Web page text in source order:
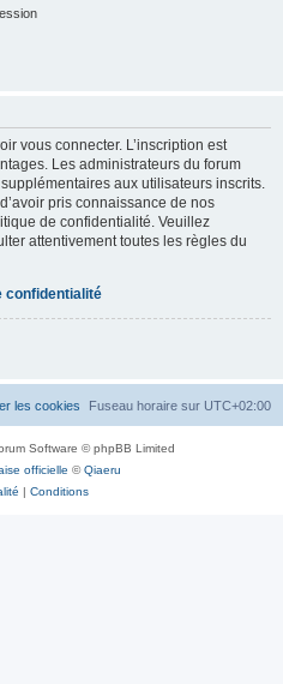
vous connecter. L’inscription est
Les administrateurs du forum
aux utilisateurs inscrits.
pris connaissance de nos
de confidentialité. Veuillez
attentivement toutes les règles du
confidentialité
Fuseau horaire sur UTC+02:00
les cookies
Software © phpBB Limited
officielle ©Qiaeru
| Conditions